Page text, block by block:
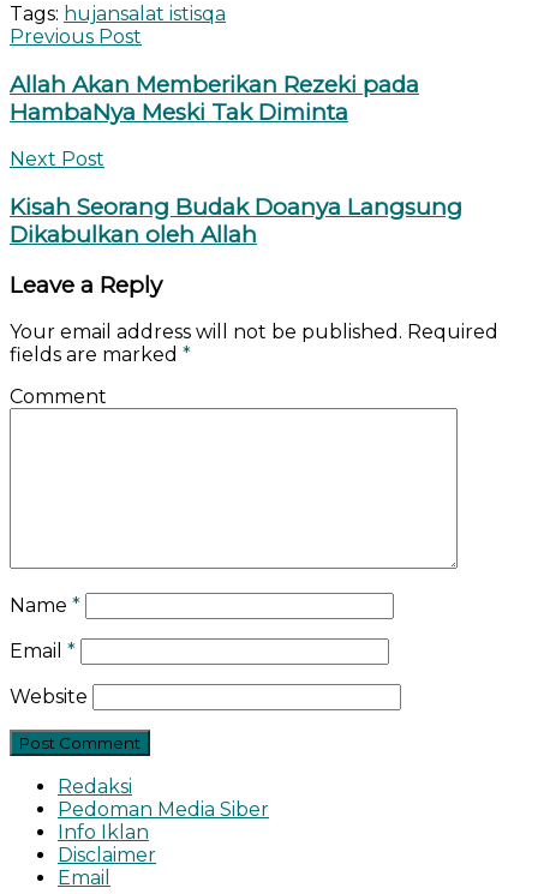
Tags: hujansalat istisqa
Previous Post
Allah Akan Memberikan Rezeki pada
HambaNya Meski Tak Diminta
Next Post
Kisah Seorang Budak Doanya Langsung
Dikabulkan oleh Allah
Leave a Reply
Your email address will not be published. Required
fields are marked *
Comment
Name *
Email *
Website
Redaksi
Pedoman Media Siber
Info Iklan
Disclaimer
Email